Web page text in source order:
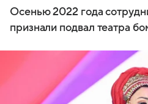
Осенью 2022 года
признали подвал театра